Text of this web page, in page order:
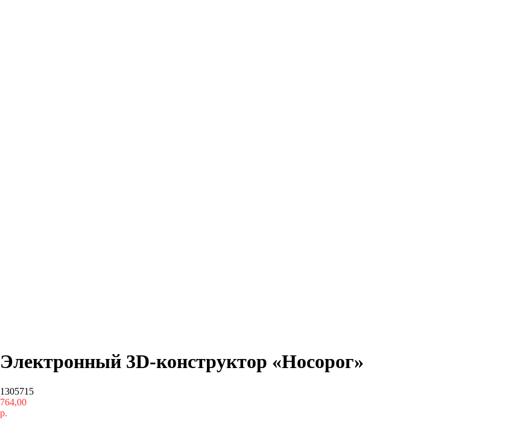
Электронный 3D-конструктор «Носорог»
1305715
764,00
р.